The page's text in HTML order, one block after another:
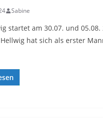
Sabine
startet am 30.07. und 05.08.
hat sich als erster